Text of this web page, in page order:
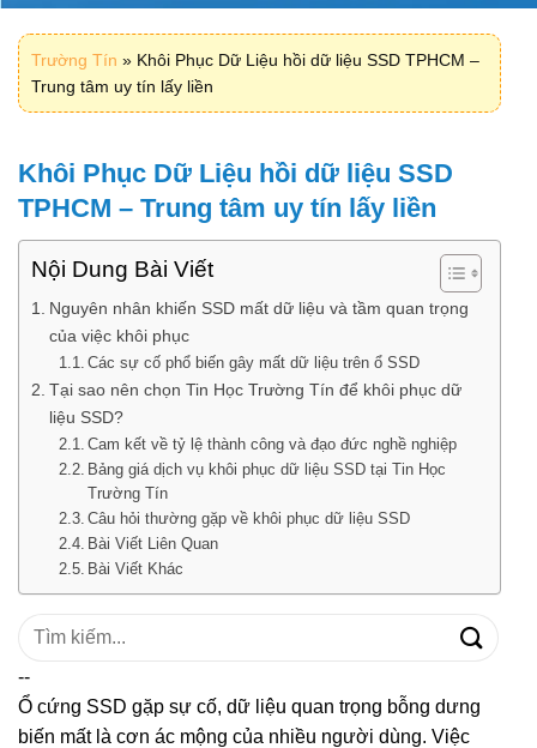
Trường Tín » Khôi Phục Dữ Liệu hồi dữ liệu SSD TPHCM –
Trung tâm uy tín lấy liền
Khôi Phục Dữ Liệu hồi dữ liệu SSD
TPHCM – Trung tâm uy tín lấy liền
Nội Dung Bài Viết
Nguyên nhân khiến SSD mất dữ liệu và tầm quan trọng
của việc khôi phục
Các sự cố phổ biến gây mất dữ liệu trên ổ SSD
Tại sao nên chọn Tin Học Trường Tín để khôi phục dữ
liệu SSD?
Cam kết về tỷ lệ thành công và đạo đức nghề nghiệp
Bảng giá dịch vụ khôi phục dữ liệu SSD tại Tin Học
Trường Tín
Câu hỏi thường gặp về khôi phục dữ liệu SSD
Bài Viết Liên Quan
Bài Viết Khác
Tìm
--
Ổ cứng SSD gặp sự cố, dữ liệu quan trọng bỗng dưng
biến mất là cơn ác mộng của nhiều người dùng. Việc